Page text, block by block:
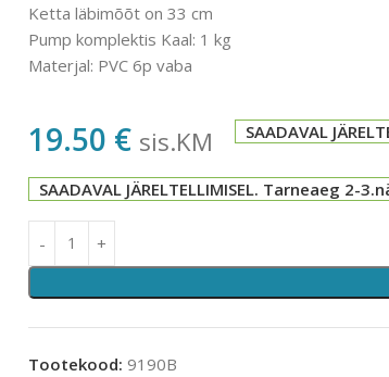
Ketta läbimõõt on 33 cm
Pump komplektis Kaal: 1 kg
Materjal: PVC 6p vaba
19.50 € sis.KM SAADAVAL
SAADAVAL JÄRELTELLIMISEL. Tarneaeg 2-
Tootekood:9190B